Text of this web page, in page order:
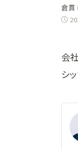
倉貫
会
シ